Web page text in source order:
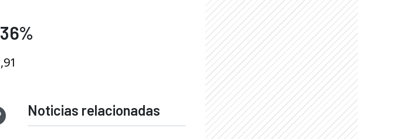
Noticias relacionadas